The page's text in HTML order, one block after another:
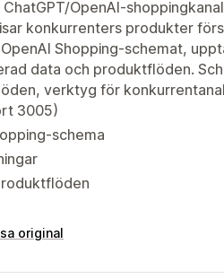
OpenAI-
konkurrenters produkter
Shopping-schemat,
data och produktflöden.
verktyg för
3005)
schema
original